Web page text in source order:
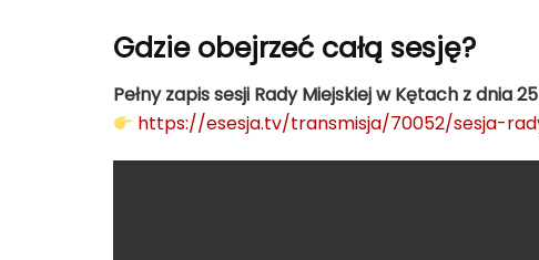
Gdzie obejrzeć całą sesję?
Pełny zapis sesji Rady Miejskiej w Kętach z dnia
https://esesja.tv/transmisja/70052/sesja-